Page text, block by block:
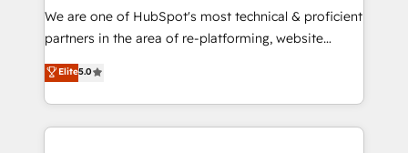
rooted in RevOps principles, integrates analysis,
training, planning, and qualification. Leveraging
inbound marketing tactics, we focus on
understanding, nurturing, and converting leads.
We are one of HubSpot's most technical & proficient
partners in the area of re-platforming, website
design & development. We specialize in multi-hub
implementations for mid-market & enterprise
companies. We are woman-owned, powered by
coffee, and we ❤️ dogs. We produce award-winning
Elite5.0